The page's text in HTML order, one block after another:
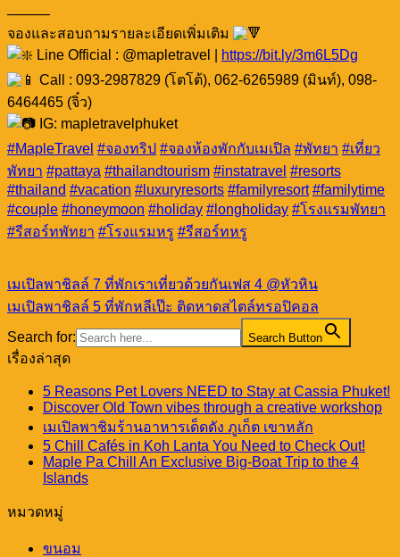
———
จองและสอบถามรายละเอียดเพิ่มเติม
Line Official : @mapletravel |
https://bit.ly/3m6L5Dg
Call : 093-2987829 (โตโต้), 062-6265989 (มินท์), 098-
6464465 (จิ๋ว)
IG: mapletravelphuket
#MapleTravel #จองทริป #จองห้องพักกับเมเปิล #พัทยา #เที่ยว
พัทยา #pattaya #thailandtourism #instatravel #resorts
#thailand #vacation #luxuryresorts #familyresort #familytime
#couple #honeymoon #holiday #longholiday #โรงแรมพัทยา
#รีสอร์ทพัทยา #โรงแรมหรู #รีสอร์ทหรู
เมเปิลพาชิลล์ 7 ที่พักเราเที่ยวด้วยกันเฟส 4 @หัวหิน
เมเปิลพาชิลล์ 5 ที่พักหลีเป๊ะ ติดหาดสไตล์ทรอปิคอล
Search for:
Search Button
เรื่องล่าสุด
5 Reasons Pet Lovers NEED to Stay at Cassia Phuket!
Discover Old Town vibes through a creative workshop
เมเปิลพาชิมร้านอาหารเด็ดดัง ภูเก็ต เขาหลัก
5 Chill Cafés in Koh Lanta You Need to Check Out!
Maple Pa Chill An Exclusive Big-Boat Trip to the 4
Islands
หมวดหมู่
ขนอม